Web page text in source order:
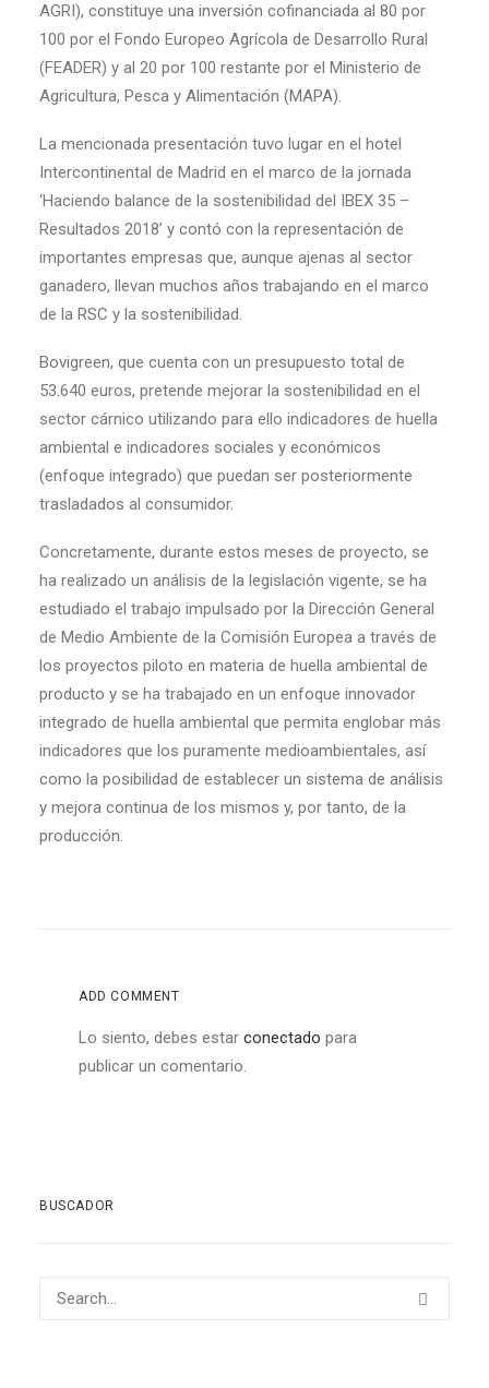
AGRI), constituye una inversión cofinanciada al 80 por
100 por el Fondo Europeo Agrícola de Desarrollo Rural
(FEADER) y al 20 por 100 restante por el Ministerio de
Agricultura, Pesca y Alimentación (MAPA).
La mencionada presentación tuvo lugar en el hotel
Intercontinental de Madrid en el marco de la jornada
‘Haciendo balance de la sostenibilidad del IBEX 35 –
Resultados 2018’ y contó con la representación de
importantes empresas que, aunque ajenas al sector
ganadero, llevan muchos años trabajando en el marco
de la RSC y la sostenibilidad.
Bovigreen, que cuenta con un presupuesto total de
53.640 euros, pretende mejorar la sostenibilidad en el
sector cárnico utilizando para ello indicadores de huella
ambiental e indicadores sociales y económicos
(enfoque integrado) que puedan ser posteriormente
trasladados al consumidor.
Concretamente, durante estos meses de proyecto, se
ha realizado un análisis de la legislación vigente, se ha
estudiado el trabajo impulsado por la Dirección General
de Medio Ambiente de la Comisión Europea a través de
los proyectos piloto en materia de huella ambiental de
producto y se ha trabajado en un enfoque innovador
integrado de huella ambiental que permita englobar más
indicadores que los puramente medioambientales, así
como la posibilidad de establecer un sistema de análisis
y mejora continua de los mismos y, por tanto, de la
producción.
ADD COMMENT
Lo siento, debes estar conectado para
publicar un comentario.
BUSCADOR